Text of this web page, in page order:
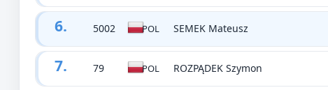
6. 5002 POL SEMEK Mateusz
7. 79 POL ROZPĄDEK Szymon